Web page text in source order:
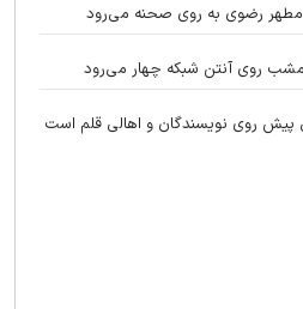
رضوی به روی صحنه می‌رود
روی آنتن شبکه چهار می‌رود
پیش روی نویسندگان و اهالی قلم است